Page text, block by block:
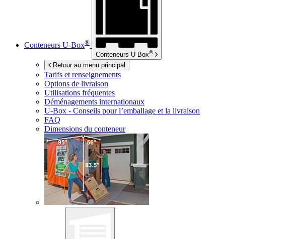
Conteneurs U-Box®
Conteneurs U-Box®
Retour au menu principal
Tarifs et renseignements
Options de livraison
Utilisations fréquentes
Déménagements internationaux
U-Box - Conseils pour l’emballage et la livraison
FAQ
Dimensions du conteneur